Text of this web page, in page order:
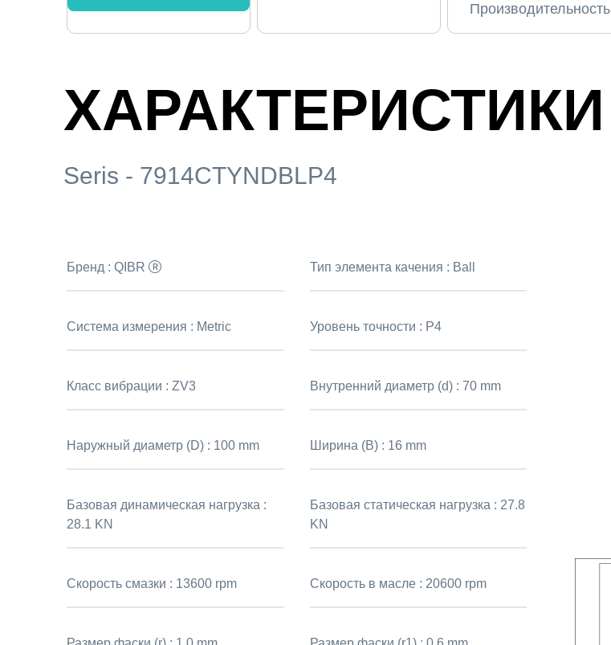
Производительность
ХАРАКТЕРИСТИКИ
Seris - 7914CTYNDBLP4
Бренд :QIBR Тип элемента качения : Ball
Система измерения : Metric Уровень точности : P4
Класс вибрации :ZV3 Внутренний диаметр (d) : 70 mm
Наружный диаметр (D) : 100 mm Ширина (B) : 16 mm
Базовая динамическая нагрузка :
28.1 KN
Базовая статическая нагрузка : 27.8
KN
Скорость смазки : 13600 rpm Скорость в масле : 20600 rpm